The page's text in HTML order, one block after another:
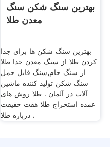
بهترین سنگ شکن سنگ
معدن طلا
بهترین سنگ شکن ها برای جدا
کردن طلا از سنگ معدن جدا طلا
از سنگ خام,سنگ قابل حمل
سنگ شکن تولید کننده ماشین
آلات در آلمان . طلا روش های
عمده استخراج طلا هفت حقیقت
درباره طلا .